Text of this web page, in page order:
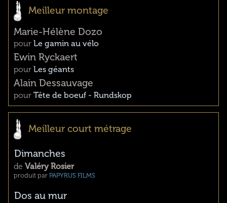
Meilleur montage
Marie-Hélène Dozo
pour Le gamin au vélo
Ewin Ryckaert
pour Les géants
Alain Dessauvage
pour Tête de boeuf - Rundskop
Meilleur court métrage
Dimanches
de Valéry Rosier
produit par PAPYRUS FILMS
Dos au mur